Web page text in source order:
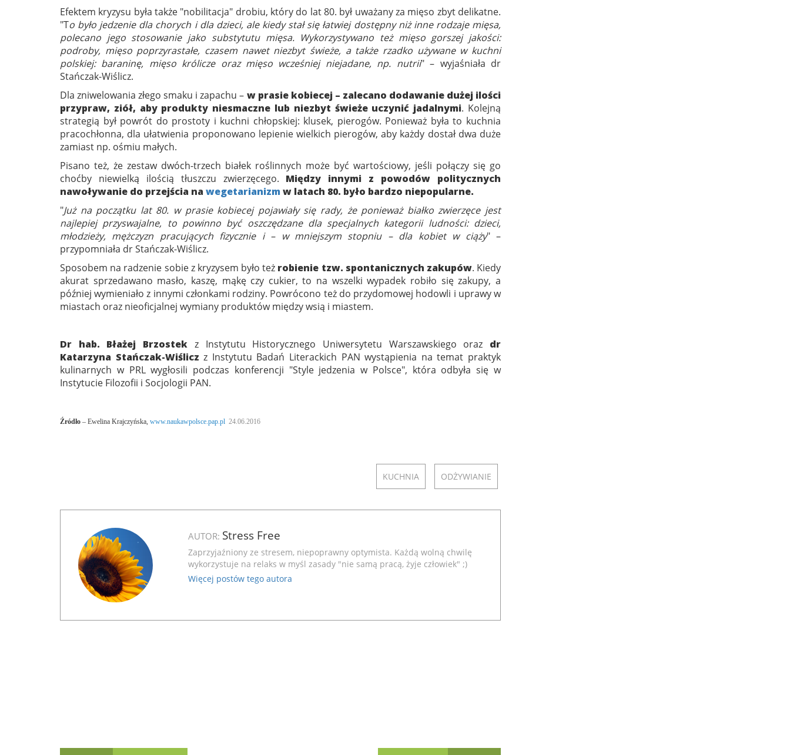
Efektem kryzysu była także "nobilitacja" drobiu, który do lat 80. był uważany za mięso zbyt delikatne.
"To było jedzenie dla chorych i dla dzieci, ale kiedy stał się łatwiej dostępny niż inne rodzaje mięsa,
polecano jego stosowanie jako substytutu mięsa. Wykorzystywano też mięso gorszej jakości:
podroby, mięso poprzyrastałe, czasem nawet niezbyt świeże, a także rzadko używane w kuchni
polskiej: baraninę, mięso królicze oraz mięso wcześniej niejadane, np. nutrii" – wyjaśniała dr
Stańczak-Wiślicz.
Dla zniwelowania złego smaku i zapachu – w prasie kobiecej – zalecano dodawanie dużej ilości
przypraw, ziół, aby produkty niesmaczne lub niezbyt świeże uczynić jadalnymi. Kolejną
strategią był powrót do prostoty i kuchni chłopskiej: klusek, pierogów. Ponieważ była to kuchnia
pracochłonna, dla ułatwienia proponowano lepienie wielkich pierogów, aby każdy dostał dwa duże
zamiast np. ośmiu małych.
Pisano też, że zestaw dwóch-trzech białek roślinnych może być wartościowy, jeśli połączy się go
choćby niewielką ilością tłuszczu zwierzęcego. Między innymi z powodów politycznych
nawoływanie do przejścia na wegetarianizm w latach 80. było bardzo niepopularne.
"Już na początku lat 80. w prasie kobiecej pojawiały się rady, że ponieważ białko zwierzęce jest
najlepiej przyswajalne, to powinno być oszczędzane dla specjalnych kategorii ludności: dzieci,
młodzieży, mężczyzn pracujących fizycznie i – w mniejszym stopniu – dla kobiet w ciąży" –
przypomniała dr Stańczak-Wiślicz.
Sposobem na radzenie sobie z kryzysem było też robienie tzw. spontanicznych zakupów. Kiedy
akurat sprzedawano masło, kaszę, mąkę czy cukier, to na wszelki wypadek robiło się zakupy, a
później wymieniało z innymi członkami rodziny. Powrócono też do przydomowej hodowli i uprawy w
miastach oraz nieoficjalnej wymiany produktów między wsią i miastem.
Dr hab. Błażej Brzostek z Instytutu Historycznego Uniwersytetu Warszawskiego oraz dr
Katarzyna Stańczak-Wiślicz z Instytutu Badań Literackich PAN wystąpienia na temat praktyk
kulinarnych w PRL wygłosili podczas konferencji "Style jedzenia w Polsce", która odbyła się w
Instytucie Filozofii i Socjologii PAN.
Źródło – Ewelina Krajczyńska, www.naukawpolsce.pap.pl 24.06.2016
KUCHNIA ODŻYWIANIE
AUTOR: Stress Free
Zaprzyjaźniony ze stresem, niepoprawny optymista. Każdą wolną chwilę
wykorzystuje na relaks w myśl zasady "nie samą pracą, żyje człowiek" ;)
Więcej postów tego autora